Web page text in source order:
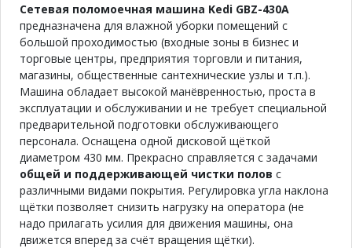
Сетевая поломоечная машина Kedi GBZ-430A
предназначена для влажной уборки помещений с
большой проходимостью (входные зоны в бизнес и
торговые центры, предприятия торговли и питания,
магазины, общественные сантехнические узлы и т.п.).
Машина обладает высокой манёвренностью, проста в
эксплуатации и обслуживании и не требует специальной
предварительной подготовки обслуживающего
персонала. Оснащена одной дисковой щёткой
диаметром 430 мм. Прекрасно справляется с задачами
общей и поддерживающей чистки полов с
различными видами покрытия. Регулировка угла наклона
щётки позволяет снизить нагрузку на оператора (не
надо прилагать усилия для движения машины, она
движется вперед за счёт вращения щётки).